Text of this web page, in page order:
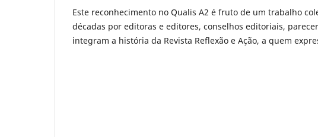
Este reconhecimento no Qualis A2 é fruto de um trabalho
décadas por editoras e editores, conselhos editoriais,
integram a história da Revista Reflexão e Ação, a quem